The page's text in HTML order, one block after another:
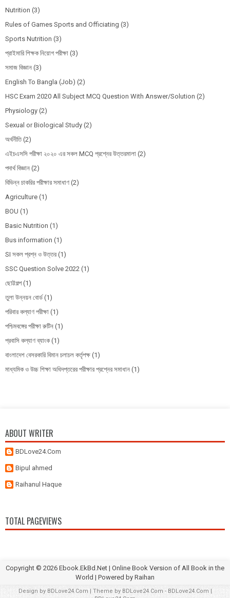
Nutrition (3)
Rules of Games Sports and Officiating (3)
Sports Nutrition (3)
প্রাইমারি শিক্ষক নিয়োগ পরীক্ষা (3)
সমাজ বিজ্ঞান (3)
English To Bangla (Job) (2)
HSC Exam 2020 All Subject MCQ Question With Answer/Solution (2)
Physiology (2)
Sexual or Biological Study (2)
অর্থনীতি (2)
এইচএসসি পরীক্ষা ২০২০ এর সকল MCQ প্রশ্নের উত্তরমালা (2)
পদার্থ বিজ্ঞান (2)
বিভিন্ন চাকরির পরীক্ষার সমাধাণ (2)
Agriculture (1)
BOU (1)
Basic Nutrition (1)
Bus information (1)
SI সকল প্রশ্ন ও উত্তর (1)
SSC Question Solve 2022 (1)
ছোট্টগল্প (1)
তুলা উন্নয়ন বোর্ড (1)
পরিবার কল্যাণ পরীক্ষা (1)
পশ্চিমবঙ্গের পরীক্ষা রুটিন (1)
প্রবাসি কল্যাণ ব্যাংক (1)
বাংলাদেশ বেসরকারি বিমান চলাচল কর্তৃপক্ষ (1)
মাধ্যমিক ও উচ্চ শিক্ষা অধিদপ্তরের পরীক্ষার প্রশ্নের সমাধান (1)
ABOUT WRITER
BDLove24.Com
Bipul ahmed
Raihanul Haque
TOTAL PAGEVIEWS
Copyright © 2026 Ebook.EkBd.Net | Online Book Version of All Book in the
World | Powered by Raihan
Design by BDLove24.Com | Theme by BDLove24.Com - BDLove24.Com |